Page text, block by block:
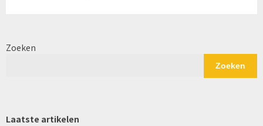
Zoeken
Zoeken
Laatste artikelen